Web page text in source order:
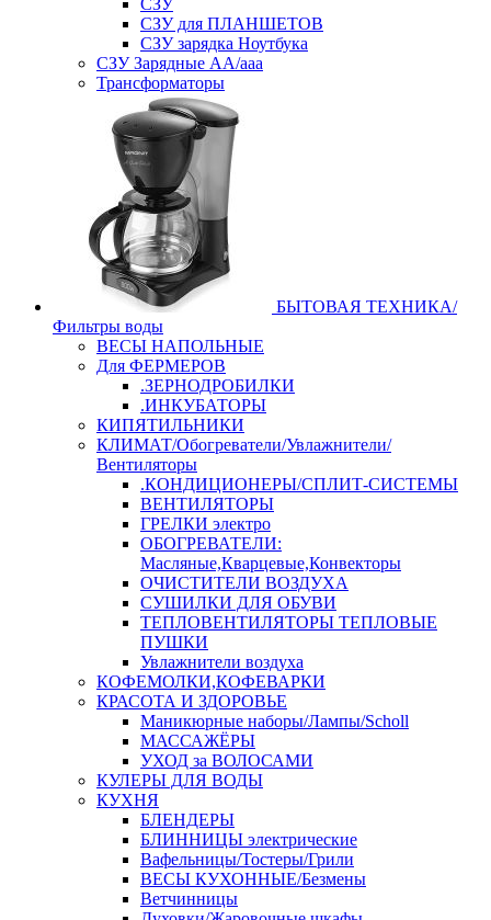
СЗУ
СЗУ для ПЛАНШЕТОВ
СЗУ зарядка Ноутбука
СЗУ Зарядные АА/ааа
Трансформаторы
БЫТОВАЯ ТЕХНИКА/
Фильтры воды
ВЕСЫ НАПОЛЬНЫЕ
Для ФЕРМЕРОВ
.ЗЕРНОДРОБИЛКИ
.ИНКУБАТОРЫ
КИПЯТИЛЬНИКИ
КЛИМАТ/Обогреватели/Увлажнители/
Вентиляторы
.КОНДИЦИОНЕРЫ/СПЛИТ-СИСТЕМЫ
ВЕНТИЛЯТОРЫ
ГРЕЛКИ электро
ОБОГРЕВАТЕЛИ:
Масляные,Кварцевые,Конвекторы
ОЧИСТИТЕЛИ ВОЗДУХА
СУШИЛКИ ДЛЯ ОБУВИ
ТЕПЛОВЕНТИЛЯТОРЫ ТЕПЛОВЫЕ
ПУШКИ
Увлажнители воздуха
КОФЕМОЛКИ,КОФЕВАРКИ
КРАСОТА И ЗДОРОВЬЕ
Маникюрные наборы/Лампы/Scholl
МАССАЖЁРЫ
УХОД за ВОЛОСАМИ
КУЛЕРЫ ДЛЯ ВОДЫ
КУХНЯ
БЛЕНДЕРЫ
БЛИННИЦЫ электрические
Вафельницы/Тостеры/Грили
ВЕСЫ КУХОННЫЕ/Безмены
Ветчинницы